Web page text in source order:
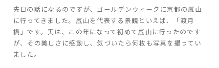
CONTENTS
ARS HOMEとは
ブログ
先日の話になるのですが、ゴールデンウィークに京都の嵐山
に行ってきました。嵐山を代表する景観といえば、「渡月
橋」です。実は、この年になって初めて嵐山に行ったのです
が、その美しさに感動し、気づいたら何枚も写真を撮ってい
ました。